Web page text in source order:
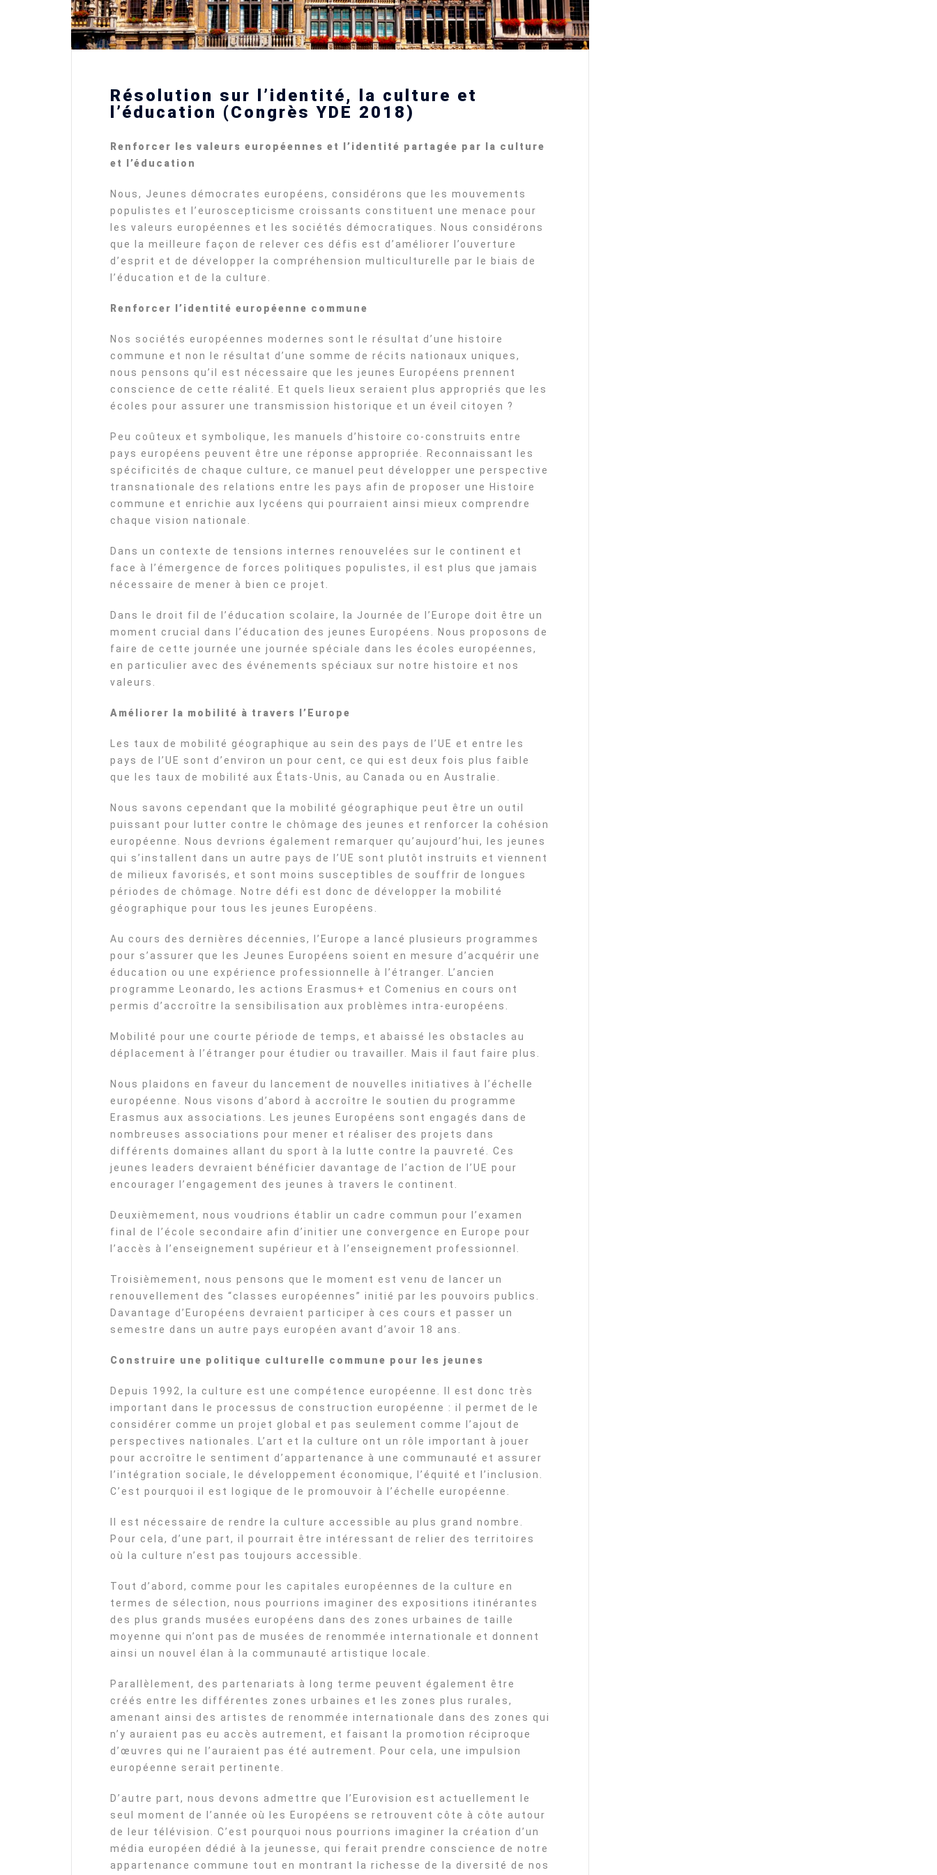
Résolution sur l’identité, la culture et
l’éducation (Congrès YDE 2018)
Renforcer les valeurs européennes et l’identité partagée par la culture
et l’éducation
Nous, Jeunes démocrates européens, considérons que les mouvements
populistes et l’euroscepticisme croissants constituent une menace pour
les valeurs européennes et les sociétés démocratiques. Nous considérons
que la meilleure façon de relever ces défis est d’améliorer l’ouverture
d’esprit et de développer la compréhension multiculturelle par le biais de
l’éducation et de la culture.
Renforcer l’identité européenne commune
Nos sociétés européennes modernes sont le résultat d’une histoire
commune et non le résultat d’une somme de récits nationaux uniques,
nous pensons qu’il est nécessaire que les jeunes Européens prennent
conscience de cette réalité. Et quels lieux seraient plus appropriés que les
écoles pour assurer une transmission historique et un éveil citoyen ?
Peu coûteux et symbolique, les manuels d’histoire co-construits entre
pays européens peuvent être une réponse appropriée. Reconnaissant les
spécificités de chaque culture, ce manuel peut développer une perspective
transnationale des relations entre les pays afin de proposer une Histoire
commune et enrichie aux lycéens qui pourraient ainsi mieux comprendre
chaque vision nationale.
Dans un contexte de tensions internes renouvelées sur le continent et
face à l’émergence de forces politiques populistes, il est plus que jamais
nécessaire de mener à bien ce projet.
Dans le droit fil de l’éducation scolaire, la Journée de l’Europe doit être un
moment crucial dans l’éducation des jeunes Européens. Nous proposons de
faire de cette journée une journée spéciale dans les écoles européennes,
en particulier avec des événements spéciaux sur notre histoire et nos
valeurs.
Améliorer la mobilité à travers l’Europe
Les taux de mobilité géographique au sein des pays de l’UE et entre les
pays de l’UE sont d’environ un pour cent, ce qui est deux fois plus faible
que les taux de mobilité aux États-Unis, au Canada ou en Australie.
Nous savons cependant que la mobilité géographique peut être un outil
puissant pour lutter contre le chômage des jeunes et renforcer la cohésion
européenne. Nous devrions également remarquer qu’aujourd’hui, les jeunes
qui s’installent dans un autre pays de l’UE sont plutôt instruits et viennent
de milieux favorisés, et sont moins susceptibles de souffrir de longues
périodes de chômage. Notre défi est donc de développer la mobilité
géographique pour tous les jeunes Européens.
Au cours des dernières décennies, l’Europe a lancé plusieurs programmes
pour s’assurer que les Jeunes Européens soient en mesure d’acquérir une
éducation ou une expérience professionnelle à l’étranger. L’ancien
programme Leonardo, les actions Erasmus+ et Comenius en cours ont
permis d’accroître la sensibilisation aux problèmes intra-européens.
Mobilité pour une courte période de temps, et abaissé les obstacles au
déplacement à l’étranger pour étudier ou travailler. Mais il faut faire plus.
Nous plaidons en faveur du lancement de nouvelles initiatives à l’échelle
européenne. Nous visons d’abord à accroître le soutien du programme
Erasmus aux associations. Les jeunes Européens sont engagés dans de
nombreuses associations pour mener et réaliser des projets dans
différents domaines allant du sport à la lutte contre la pauvreté. Ces
jeunes leaders devraient bénéficier davantage de l’action de l’UE pour
encourager l’engagement des jeunes à travers le continent.
Deuxièmement, nous voudrions établir un cadre commun pour l’examen
final de l’école secondaire afin d’initier une convergence en Europe pour
l’accès à l’enseignement supérieur et à l’enseignement professionnel.
Troisièmement, nous pensons que le moment est venu de lancer un
renouvellement des “classes européennes” initié par les pouvoirs publics.
Davantage d’Européens devraient participer à ces cours et passer un
semestre dans un autre pays européen avant d’avoir 18 ans.
Construire une politique culturelle commune pour les jeunes
Depuis 1992, la culture est une compétence européenne. Il est donc très
important dans le processus de construction européenne : il permet de le
considérer comme un projet global et pas seulement comme l’ajout de
perspectives nationales. L’art et la culture ont un rôle important à jouer
pour accroître le sentiment d’appartenance à une communauté et assurer
l’intégration sociale, le développement économique, l’équité et l’inclusion.
C’est pourquoi il est logique de le promouvoir à l’échelle européenne.
Il est nécessaire de rendre la culture accessible au plus grand nombre.
Pour cela, d’une part, il pourrait être intéressant de relier des territoires
où la culture n’est pas toujours accessible.
Tout d’abord, comme pour les capitales européennes de la culture en
termes de sélection, nous pourrions imaginer des expositions itinérantes
des plus grands musées européens dans des zones urbaines de taille
moyenne qui n’ont pas de musées de renommée internationale et donnent
ainsi un nouvel élan à la communauté artistique locale.
Parallèlement, des partenariats à long terme peuvent également être
créés entre les différentes zones urbaines et les zones plus rurales,
amenant ainsi des artistes de renommée internationale dans des zones qui
n’y auraient pas eu accès autrement, et faisant la promotion réciproque
d’œuvres qui ne l’auraient pas été autrement. Pour cela, une impulsion
européenne serait pertinente.
D’autre part, nous devons admettre que l’Eurovision est actuellement le
seul moment de l’année où les Européens se retrouvent côte à côte autour
de leur télévision. C’est pourquoi nous pourrions imaginer la création d’un
média européen dédié à la jeunesse, qui ferait prendre conscience de notre
appartenance commune tout en montrant la richesse de la diversité de nos